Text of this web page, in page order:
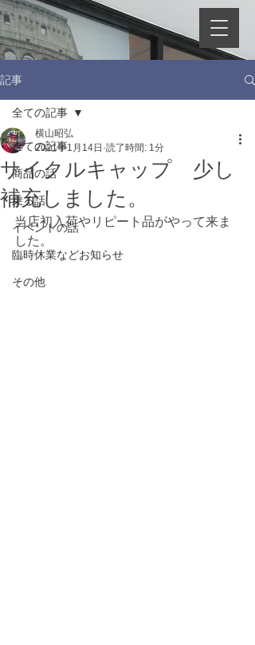
記事
全ての記事
商品の話
乗る話
イベントの話
臨時休業などお知らせ
その他
全ての記事
サイクルキャップ 少し
補充しました。
横山昭弘
2021年1月14日 読了時間: 1分
当店初入荷やリピート品がやって来ま
した。